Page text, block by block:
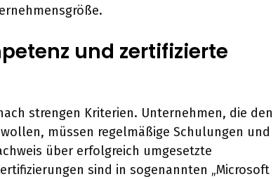
und zertifizierte
strengen Kriterien. Unternehmen, die den
müssen regelmäßige Schulungen und
über erfolgreich umgesetzte
sind in sogenannten „Microsoft